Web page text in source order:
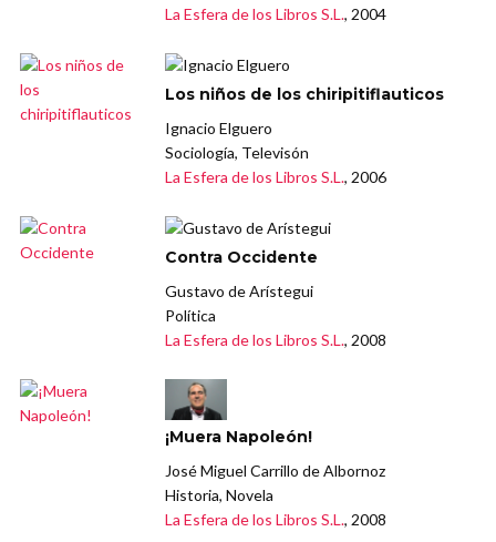
La Esfera de los Libros S.L., 2004
Los niños de los chiripitiflauticos
Ignacio Elguero
Sociología, Televisón
La Esfera de los Libros S.L., 2006
Contra Occidente
Gustavo de Arístegui
Política
La Esfera de los Libros S.L., 2008
¡Muera Napoleón!
José Miguel Carrillo de Albornoz
Historia, Novela
La Esfera de los Libros S.L., 2008